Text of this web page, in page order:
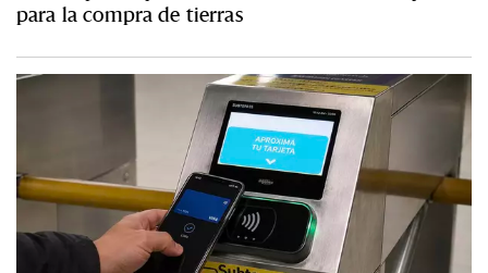
para la compra de tierras